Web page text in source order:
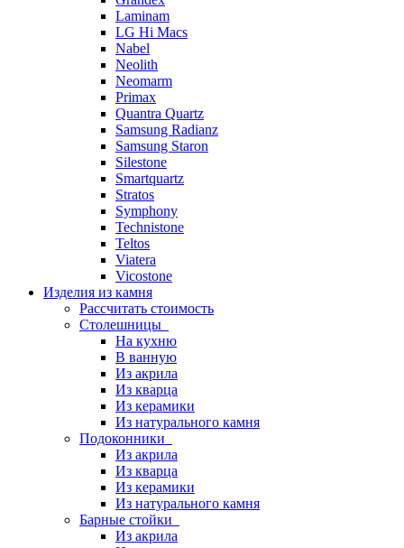
Laminam
LG Hi Macs
Nabel
Neolith
Neomarm
Primax
Quantra Quartz
Samsung Radianz
Samsung Staron
Silestone
Smartquartz
Stratos
Symphony
Technistone
Teltos
Viatera
Vicostone
Изделия из камня
Рассчитать стоимость
Столешницы
На кухню
В ванную
Из акрила
Из кварца
Из керамики
Из натурального камня
Подоконники
Из акрила
Из кварца
Из керамики
Из натурального камня
Барные стойки
Из акрила